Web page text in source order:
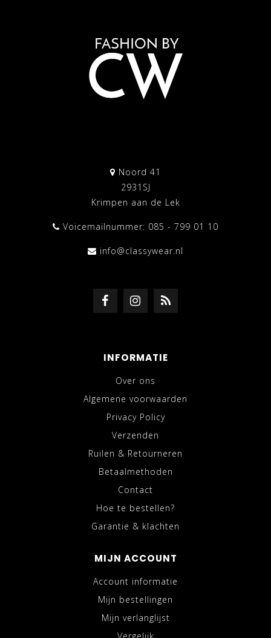
Noord 41
2931SJ
Krimpen aan de Lek
Voicemailnummer: 085 - 799 01 10
info@classywear.nl
INFORMATIE
Over ons
Algemene voorwaarden
Privacy Policy
Verzenden
Ruilen & Retourneren
Betaalmethoden
Contact
Hoe te bestellen?
Garantie & klachten
MIJN ACCOUNT
Account informatie
Mijn bestellingen
Mijn verlanglijst